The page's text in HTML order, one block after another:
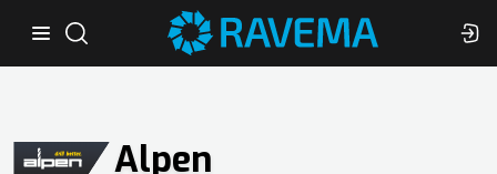
Alpen